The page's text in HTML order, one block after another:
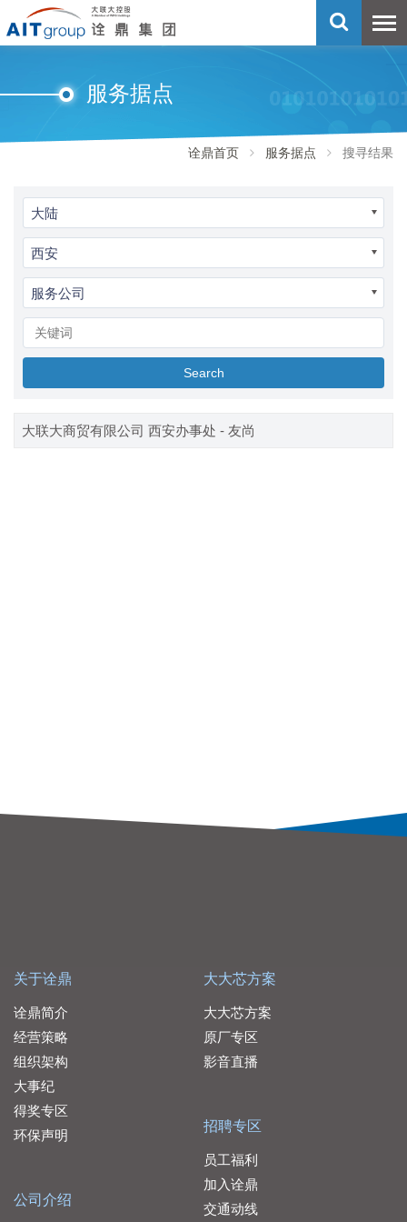
服务据点
诠鼎首页 服务据点 搜寻结果
大陆
西安
服务公司
Search
大联大商贸有限公司 西安办事处 - 友尚
关于诠鼎
诠鼎简介
经营策略
组织架构
大事纪
得奖专区
环保声明
公司介绍
大大芯方案
大大芯方案
原厂专区
影音直播
招聘专区
员工福利
加入诠鼎
交通动线